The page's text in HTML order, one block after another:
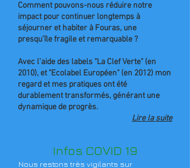
Comment pouvons-nous réduire notre
impact pour continuer longtemps à
séjourner et habiter à Fouras, une
presqu’île fragile et remarquable ?
Avec l’aide des labels "La Clef Verte" (en
2010), et "Ecolabel Européen" (en 2012) mon
regard et mes pratiques ont été
durablement transformés, générant une
dynamique de progrès.
Lire la suite
Infos COVID 19
Nous restons très vigilants sur